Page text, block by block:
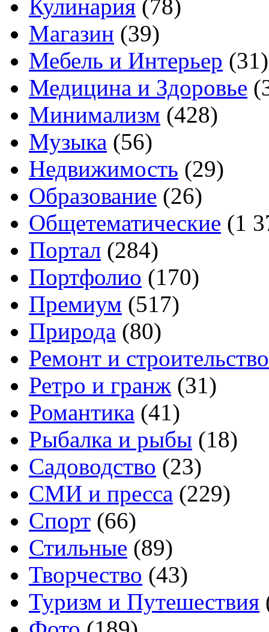
Кулинария (78)
Магазин (39)
Мебель и Интерьер (31)
Медицина и Здоровье
Минимализм (428)
Музыка (56)
Недвижимость (29)
Образование (26)
Общетематические (1
Портал (284)
Портфолио (170)
Премиум (517)
Природа (80)
Ремонт и строительство
Ретро и гранж (31)
Романтика (41)
Рыбалка и рыбы (18)
Садоводство (23)
СМИ и пресса (229)
Спорт (66)
Стильные (89)
Творчество (43)
Туризм и Путешествия